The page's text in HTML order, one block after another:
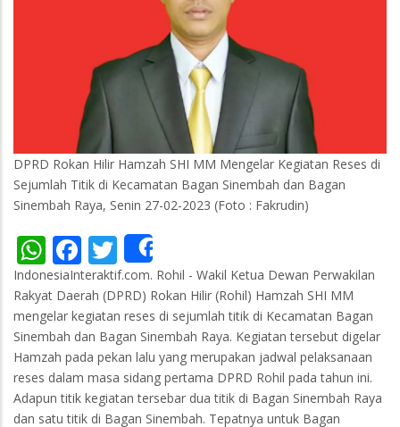
DPRD Rokan Hilir Hamzah SHI MM Mengelar Kegiatan Reses di
Sejumlah Titik di Kecamatan Bagan Sinembah dan Bagan
Sinembah Raya, Senin 27-02-2023 (Foto : Fakrudin)
WhatsApp
Facebook
Twitter
IndonesiaInteraktif.com. Rohil - Wakil Ketua Dewan Perwakilan
Rakyat Daerah (DPRD) Rokan Hilir (Rohil) Hamzah SHI MM
mengelar kegiatan reses di sejumlah titik di Kecamatan Bagan
Sinembah dan Bagan Sinembah Raya. Kegiatan tersebut digelar
Hamzah pada pekan lalu yang merupakan jadwal pelaksanaan
reses dalam masa sidang pertama DPRD Rohil pada tahun ini.
Adapun titik kegiatan tersebar dua titik di Bagan Sinembah Raya
dan satu titik di Bagan Sinembah. Tepatnya untuk Bagan